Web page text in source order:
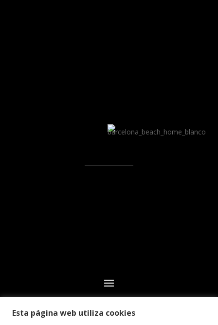
© 2024 Club Deportivo CN Echeyde Acidalio Lorenzo.
Esta página web utiliza cookies